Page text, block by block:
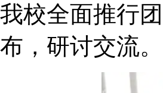
我校全面推行团
布，研讨交流